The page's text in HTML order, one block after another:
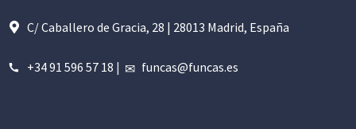
C/ Caballero de Gracia, 28 | 28013 Madrid, España
+34 91 596 57 18 | funcas@funcas.es